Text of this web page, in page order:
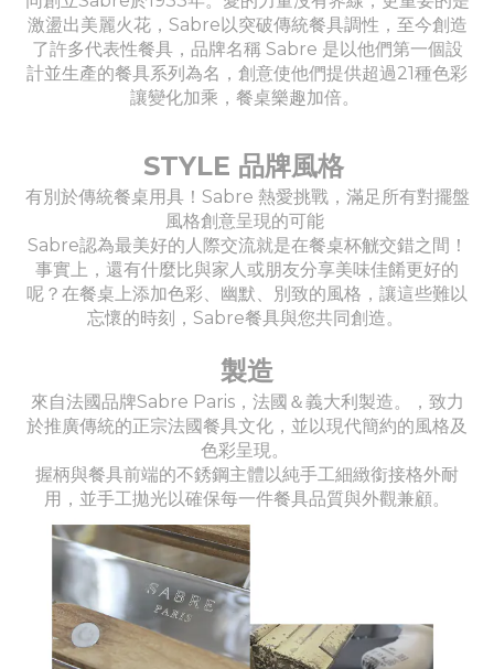
激盪出美麗火花，Sabre以突破傳統餐具調性，至今創造
了許多代表性餐具，品牌名稱 Sabre 是以他們第一個設
計並生產的餐具系列為名，創意使他們提供超過21種色彩
讓變化加乘，餐桌樂趣加倍。
STYLE 品牌風格
有別於傳統餐桌用具！Sabre 熱愛挑戰，滿足所有對擺盤
風格創意呈現的可能
Sabre認為最美好的人際交流就是在餐桌杯觥交錯之間！
事實上，還有什麼比與家人或朋友分享美味佳餚更好的
呢？在餐桌上添加色彩、幽默、別致的風格，讓這些難以
忘懷的時刻，Sabre餐具與您共同創造。
製造
來自法國品牌Sabre Paris，法國＆義大利製造。，致力
於推廣傳統的正宗法國餐具文化，並以現代簡約的風格及
色彩呈現。
握柄與餐具前端的不銹鋼主體以純手工細緻銜接格外耐
用，並手工拋光以確保每一件餐具品質與外觀兼顧。